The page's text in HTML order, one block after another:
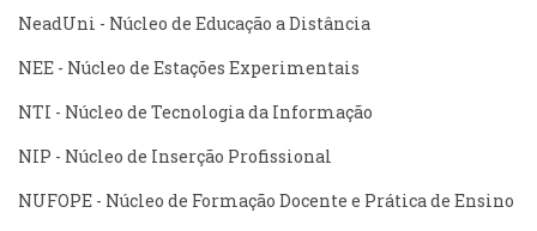
NeadUni - Núcleo de Educação a Distância
NEE - Núcleo de Estações Experimentais
NTI - Núcleo de Tecnologia da Informação
NIP - Núcleo de Inserção Profissional
NUFOPE - Núcleo de Formação Docente e Prática de Ensino